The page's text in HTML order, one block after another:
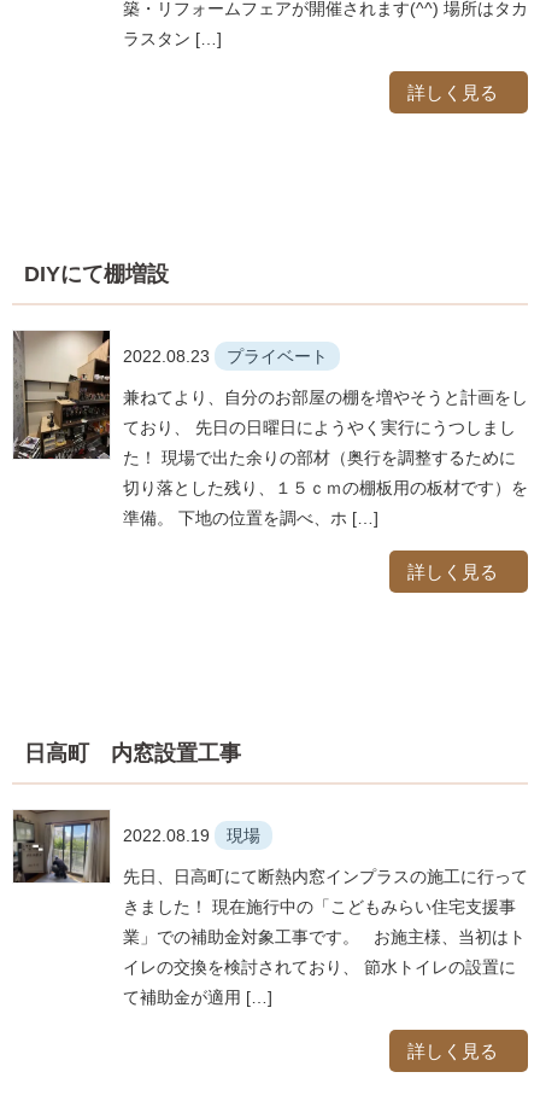
築・リフォームフェアが開催されます(^^) 場所はタカ
ラスタン […]
詳しく見る
DIYにて棚増設
2022.08.23 プライベート
兼ねてより、自分のお部屋の棚を増やそうと計画をし
ており、 先日の日曜日にようやく実行にうつしまし
た！ 現場で出た余りの部材（奥行を調整するために
切り落とした残り、１５ｃｍの棚板用の板材です）を
準備。 下地の位置を調べ、ホ […]
詳しく見る
日高町 内窓設置工事
2022.08.19 現場
先日、日高町にて断熱内窓インプラスの施工に行って
きました！ 現在施行中の「こどもみらい住宅支援事
業」での補助金対象工事です。 お施主様、当初はト
イレの交換を検討されており、 節水トイレの設置に
て補助金が適用 […]
詳しく見る